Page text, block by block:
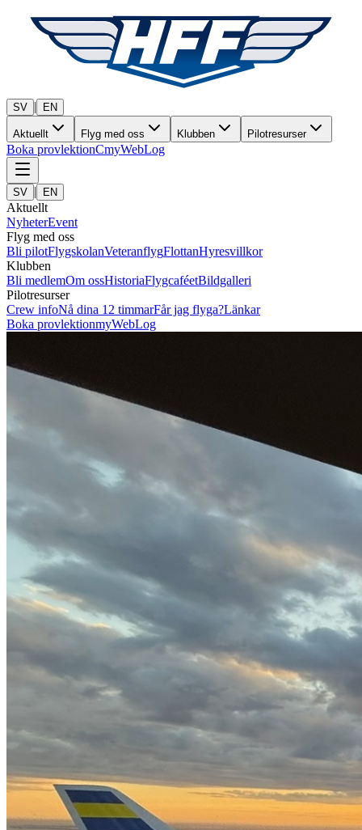
SV | EN
Aktuellt Flyg med oss Klubben Pilotresurser
Boka provlektionCmyWebLog
SV | EN
Aktuellt
NyheterEvent
Flyg med oss
Bli pilotFlygskolanVeteranflygFlottanHyresvillkor
Klubben
Bli medlemOm ossHistoriaFlygcaféetBildgalleri
Pilotresurser
Crew infoNå dina 12 timmarFår jag flyga?Länkar
Boka provlektionmyWebLog